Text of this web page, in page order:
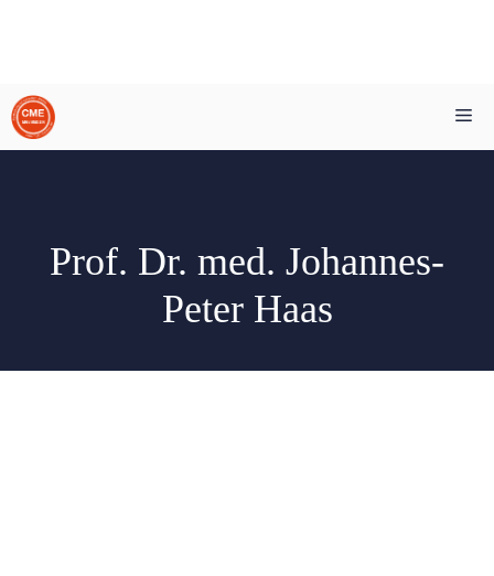
Zum
Inhalt
springen
Prof. Dr. med. Johannes-
Peter Haas